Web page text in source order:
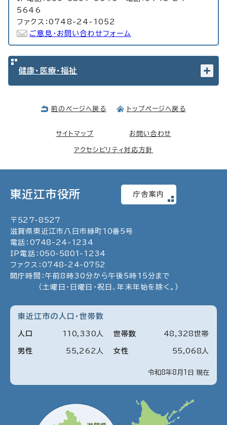
5646
ファクス：0748-24-1052
ご意見・お問い合わせフォーム
健康・医療・福祉
前のページへ戻る トップページへ戻る
サイトマップ お問い合わせ
アクセシビリティ対応方針
東近江市役所 庁舎案内
〒 527-8527
滋賀県東近江市八日市緑町10番5号
電話： 0748 - 24 - 1234
IP電話： 050- 5801 - 1234
ファクス： 0748- 24-0752
開庁時間：午前8時30分から午後5時15分まで
（土曜日・日曜日・祝日、年末年始を除く。）
東近江市の人口・世帯数
令和8年8月1日 現在
人口 110 330 人
男性 55 262 人 女性 55 068 人
世帯数 48 328世帯